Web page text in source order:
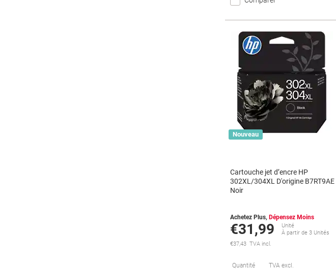
Nouveau
Cartouche jet d’encre HP
302XL/304XL D'origine B7RT9AE
Noir
Achetez Plus, Dépensez Moins
€31,99
Unité
À partir de 3 Unités
€37,43 TVA incl.
Quantité TVA excl.